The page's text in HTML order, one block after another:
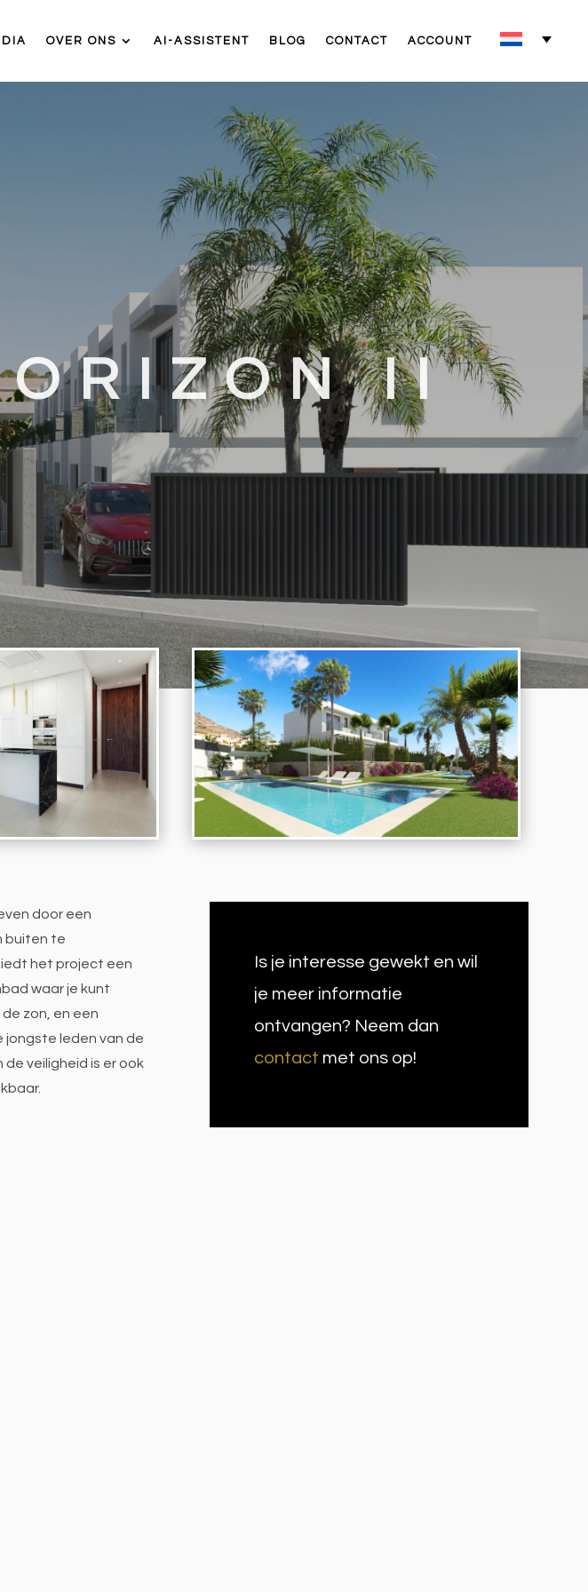
OVER ONS AI-ASSISTENT BLOG CONTACT ACCOUNT
II
door een
buiten te
het project een
waar je kunt
zon, en een
jongste leden van de
de veiligheid is er ook
Is je interesse gewekt en wil
je meer informatie
ontvangen? Neem dan
contact met ons op!